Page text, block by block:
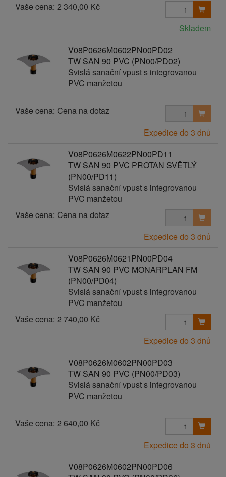
Vaše cena: 2 340,00 Kč
Skladem
V08P0626M0602PN00PD02
TW SAN 90 PVC (PN00/PD02)
Svislá sanační vpust s integrovanou
PVC manžetou
Vaše cena: Cena na dotaz
Expedice do 3 dnů
V08P0626M0622PN00PD11
TW SAN 90 PVC PROTAN SVĚTLÝ
(PN00/PD11)
Svislá sanační vpust s integrovanou
PVC manžetou
Vaše cena: Cena na dotaz
Expedice do 3 dnů
V08P0626M0621PN00PD04
TW SAN 90 PVC MONARPLAN FM
(PN00/PD04)
Svislá sanační vpust s integrovanou
PVC manžetou
Vaše cena: 2 740,00 Kč
Expedice do 3 dnů
V08P0626M0602PN00PD03
TW SAN 90 PVC (PN00/PD03)
Svislá sanační vpust s integrovanou
PVC manžetou
Vaše cena: 2 640,00 Kč
Expedice do 3 dnů
V08P0626M0602PN00PD06